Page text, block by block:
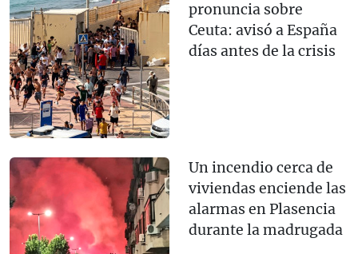
pronuncia sobre
Ceuta: avisó a España
días antes de la crisis
Un incendio cerca de
viviendas enciende las
alarmas en Plasencia
durante la madrugada